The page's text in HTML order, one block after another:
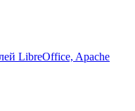
LibreOffice, Apache